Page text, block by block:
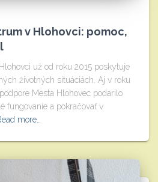
v Hlohovci: pomoc,
už od roku 2015 poskytuje
životných situáciách. Aj v roku
Mesta Hlohovec podarilo
fungovanie a pokračovať v
more…